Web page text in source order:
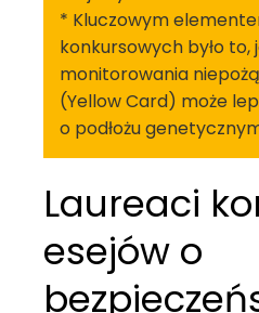
* Kluczowym
konkursowych było
monitorowania
(Yellow Card) może
o podłożu
Laureaci
esejów o